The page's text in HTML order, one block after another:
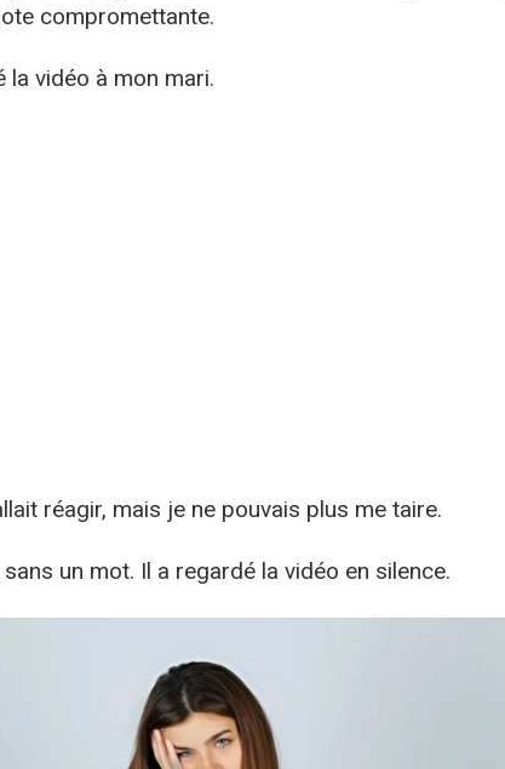
compromettante.
la vidéo à mon mari.
réagir, mais je ne pouvais plus me taire.
un mot. Il a regardé la vidéo en silence.